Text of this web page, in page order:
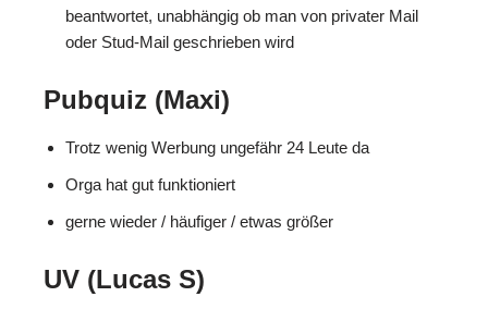
beantwortet, unabhängig ob man von privater Mail
oder Stud-Mail geschrieben wird
Pubquiz (Maxi)
Trotz wenig Werbung ungefähr 24 Leute da
Orga hat gut funktioniert
gerne wieder / häufiger / etwas größer
UV (Lucas S)